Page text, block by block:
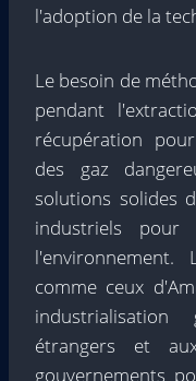
l'adoption de la
Le besoin de
pendant
récupération
des gaz
solutions solides
industriels pour
l'environnement.
comme ceux
industrialisation
étrangers et
gouvernements